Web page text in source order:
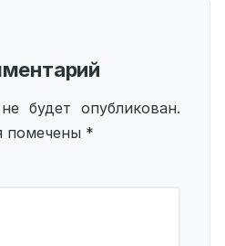
будет опубликован.
помечены *